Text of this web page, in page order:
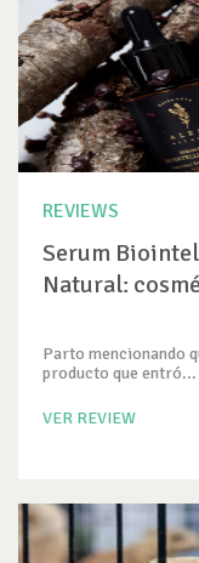
REVIEWS
Serum
Natural:
Parto mencionando
producto que entró...
VER REVIEW